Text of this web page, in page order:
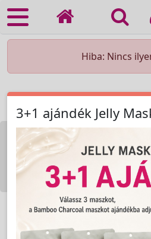
Hiba: Nincs
KOZMETIKAI KÉSZÜLÉK
ELÉRHETŐSÉG
Copyright © 2009-2026
3+1 ajándék Jelly